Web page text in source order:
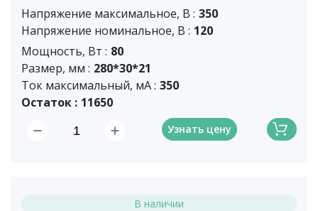
Напряжение максимальное, В : 350
Напряжение номинальное, В : 120
Мощность, Вт : 80
Размер, мм : 280*30*21
Ток максимальный, мА : 350
Остаток : 11650
Узнать цену
В наличии